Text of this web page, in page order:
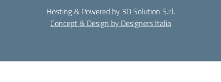
Hosting & Powered by 3D Solution S.r.l.
Concept & Design by Designers Italia